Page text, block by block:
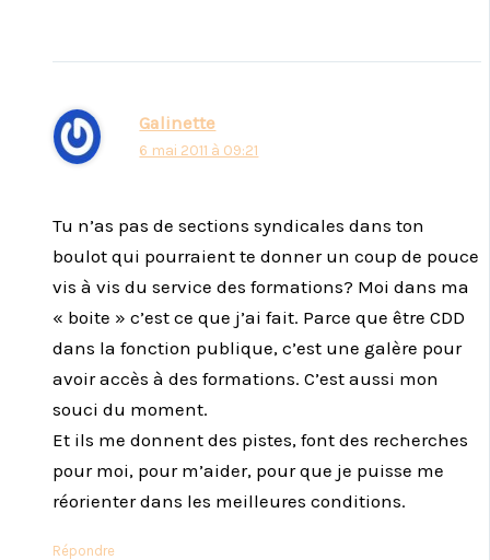
Galinette
6 mai 2011 à 09:21
Tu n’as pas de sections syndicales dans ton
boulot qui pourraient te donner un coup de pouce
vis à vis du service des formations? Moi dans ma
« boite » c’est ce que j’ai fait. Parce que être CDD
dans la fonction publique, c’est une galère pour
avoir accès à des formations. C’est aussi mon
souci du moment.
Et ils me donnent des pistes, font des recherches
pour moi, pour m’aider, pour que je puisse me
réorienter dans les meilleures conditions.
Répondre